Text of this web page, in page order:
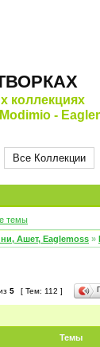
коллекциях
-
Все Коллекции
темы
Ашет, Eaglemoss »
5 [ Тем: 112 ]
Темы